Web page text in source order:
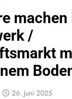
machen
/
26. Juni 2025